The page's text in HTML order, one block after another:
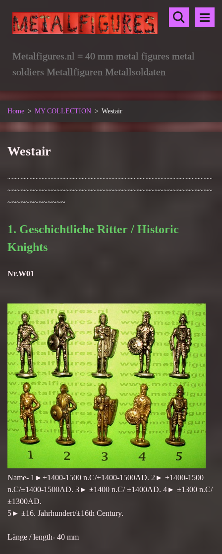
Metalfigures.nl = 40 mm metal figures metal
soldiers Metallfiguren Metallsoldaten
Home > MY COLLECTION > Westair
Westair
~~~~~~~~~~~~~~~~~~~~~~~~~~~~~~~~~~~~~~~~~~~~~~
~~~~~~~~~~~~~~~~~~~~~~~~~~~~~~~~~~~~~~~~~~~~~~
~~~~~~~~~~~~~
1. Geschichtliche Ritter / Historic
Knights
Nr.W01
Name- 1►±1400-1500 n.C/±1400-1500AD. 2► ±1400-1500
n.C/±1400-1500AD. 3► ±1400 n.C/ ±1400AD. 4► ±1300 n.C/
±1300AD.
5► ±16. Jahrhundert/±16th Century.
Länge / length- 40 mm